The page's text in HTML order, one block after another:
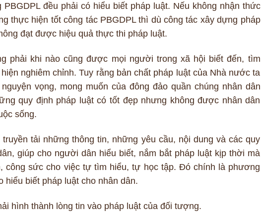
PBGDPL đều phải có hiểu biết pháp luật. Nếu không nhận thức
thực hiện tốt công tác PBGDPL thì dù công tác xây dựng pháp
đạt được hiệu quả thực thi pháp luật.
phải khi nào cũng được mọi người trong xã hội biết đến, tìm
nghiêm chỉnh. Tuy rằng bản chất pháp luật của Nhà nước ta
vọng, mong muốn của đông đảo quần chúng nhân dân
quy định pháp luật có tốt đẹp nhưng không được nhân dân
sống.
tải những thông tin, những yêu cầu, nội dung và các quy
giúp cho người dân hiểu biết, nắm bắt pháp luật kịp thời mà
công sức cho việc tự tìm hiểu, tự học tập. Đó chính là phương
biết pháp luật cho nhân dân.
hình thành lòng tin vào pháp luật của đối tượng.